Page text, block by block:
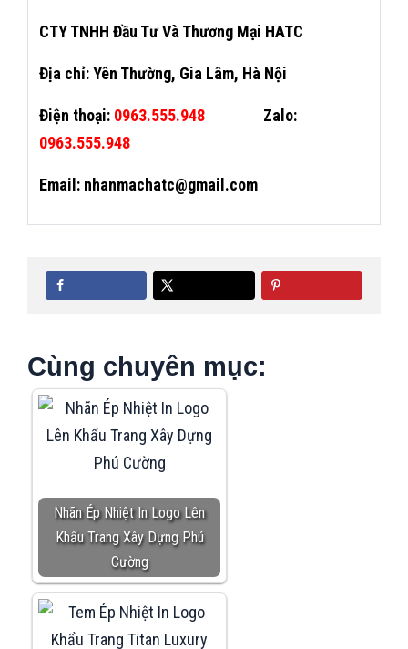
CTY TNHH Đầu Tư Và Thương Mại HATC
Địa chỉ: Yên Thường, Gia Lâm, Hà Nội
Điện thoại: 0963.555.948
Zalo:
0963.555.948
Email: nhanmachatc@gmail.com
Cùng chuyên mục:
Nhãn Ép Nhiệt In Logo Lên
Khẩu Trang Xây Dựng Phú
Cường